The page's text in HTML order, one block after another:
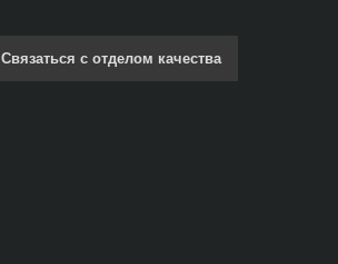
Связаться с отделом качества